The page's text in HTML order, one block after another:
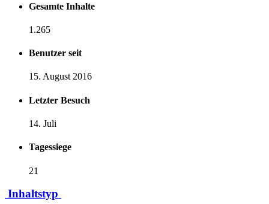
Gesamte Inhalte
1.265
Benutzer seit
15. August 2016
Letzter Besuch
14. Juli
Tagessiege
21
Inhaltstyp